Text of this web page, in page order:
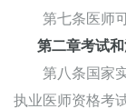
第七条医师可
第二章考试
第八条国家实
执业医师资格考